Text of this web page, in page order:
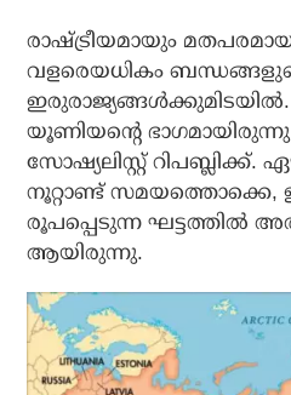
രാഷ്ട്രീയമായും
വളരെയധികം
യൂണിയന്റെ
സോഷ്യലിസ്റ്റ് റിപബ്ലിക്ക്.
നൂറ്റാണ്ട് സമയത്തൊക്കെ,
രൂപപ്പെടുന്ന ഘട്ടത്തില്‍
ആയിരുന്നു.